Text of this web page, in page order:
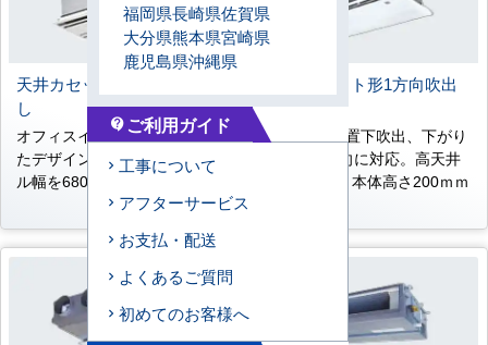
天井カセット形2方向吹出
し
オフィスインテリアを意識し
たデザイン。全能力ともパネ
ル幅を680ｍｍに統一
天井カセット形1方向吹出
し
コーナー設置下吹出、下がり
天井の2方向に対応。高天井
4.2ｍ対応。本体高さ200ｍｍ
福岡県長崎県佐賀県
大分県熊本県宮崎県
鹿児島県沖縄県
contact_support ご利用ガイド
工事について
アフターサービス
お支払・配送
よくあるご質問
初めてのお客様へ